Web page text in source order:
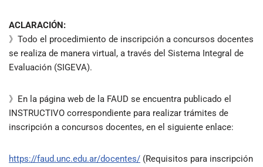
ACLARACIÓN:
》Todo el procedimiento de inscripción a concursos docentes
se realiza de manera virtual, a través del Sistema Integral de
Evaluación (SIGEVA).
》En la página web de la FAUD se encuentra publicado el
INSTRUCTIVO correspondiente para realizar trámites de
inscripción a concursos docentes, en el siguiente enlace:
https://faud.unc.edu.ar/docentes/ (Requisitos para inscripción